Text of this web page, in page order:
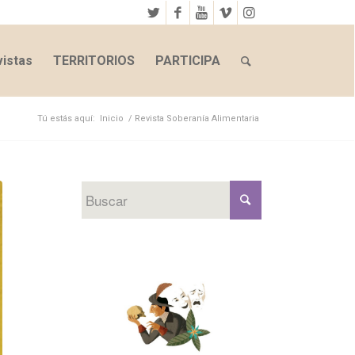
TERRITORIOS PARTICIPA
Tú estás aquí: Inicio / Revista Soberanía Alimentaria